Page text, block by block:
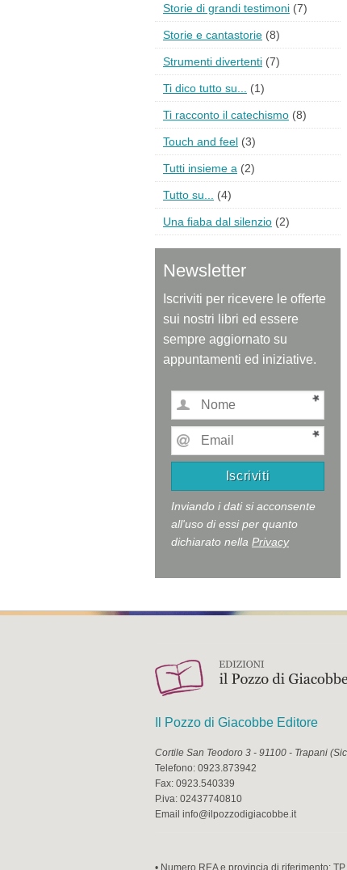
Storie di grandi testimoni (7)
Storie e cantastorie (8)
Strumenti divertenti (7)
Ti dico tutto su... (1)
Ti racconto il catechismo (8)
Touch and feel (3)
Tutti insieme a (2)
Tutto su... (4)
Una fiaba dal silenzio (2)
Newsletter
Iscriviti per ricevere le offerte
sui nostri libri ed essere
sempre aggiornato su
appuntamenti ed iniziative.
Inviando i dati si acconsente
all'uso di essi per quanto
dichiarato nella Privacy
Il Pozzo di Giacobbe Editore
Cortile San Teodoro 3 - 91100 - Trapani (
Telefono: 0923.873942
Fax: 0923.540339
P.iva: 02437740810
Email info@ilpozzodigiacobbe.it